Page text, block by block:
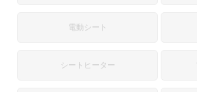
電動シート
シートヒーター